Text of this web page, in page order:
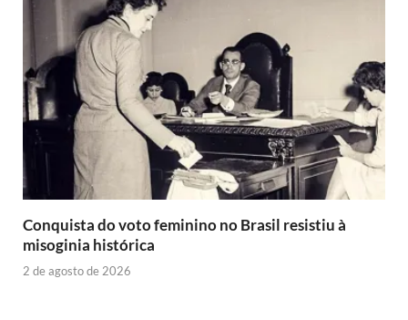
Conquista do voto feminino no Brasil resistiu à
misoginia histórica
2 de agosto de 2026